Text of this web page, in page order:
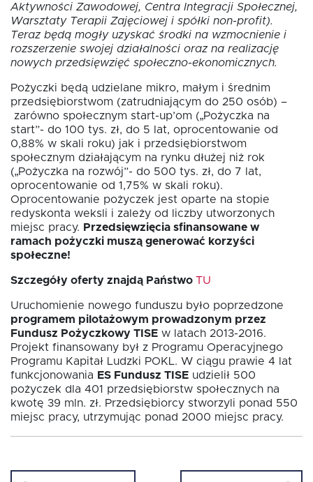
Aktywności Zawodowej, Centra Integracji Społecznej,
Warsztaty Terapii Zajęciowej i spółki non-profit).
Teraz będą mogły uzyskać środki na wzmocnienie i
rozszerzenie swojej działalności oraz na realizację
nowych przedsięwzięć społeczno-ekonomicznych.
Pożyczki będą udzielane mikro, małym i średnim
przedsiębiorstwom (zatrudniającym do 250 osób) –
zarówno społecznym start-up’om („Pożyczka na
start”- do 100 tys. zł, do 5 lat, oprocentowanie od
0,88% w skali roku) jak i przedsiębiorstwom
społecznym działającym na rynku dłużej niż rok
(„Pożyczka na rozwój”- do 500 tys. zł, do 7 lat,
oprocentowanie od 1,75% w skali roku).
Oprocentowanie pożyczek jest oparte na stopie
redyskonta weksli i zależy od liczby utworzonych
miejsc pracy. Przedsięwzięcia sfinansowane w
ramach pożyczki muszą generować korzyści
społeczne!
Szczegóły oferty znajdą Państwo TU
Uruchomienie nowego funduszu było poprzedzone
programem pilotażowym prowadzonym przez
Fundusz Pożyczkowy TISE w latach 2013-2016.
Projekt finansowany był z Programu Operacyjnego
Programu Kapitał Ludzki POKL. W ciągu prawie 4 lat
funkcjonowania ES Fundusz TISE udzielił 500
pożyczek dla 401 przedsiębiorstw społecznych na
kwotę 39 mln. zł. Przedsiębiorcy stworzyli ponad 550
miejsc pracy, utrzymując ponad 2000 miejsc pracy.